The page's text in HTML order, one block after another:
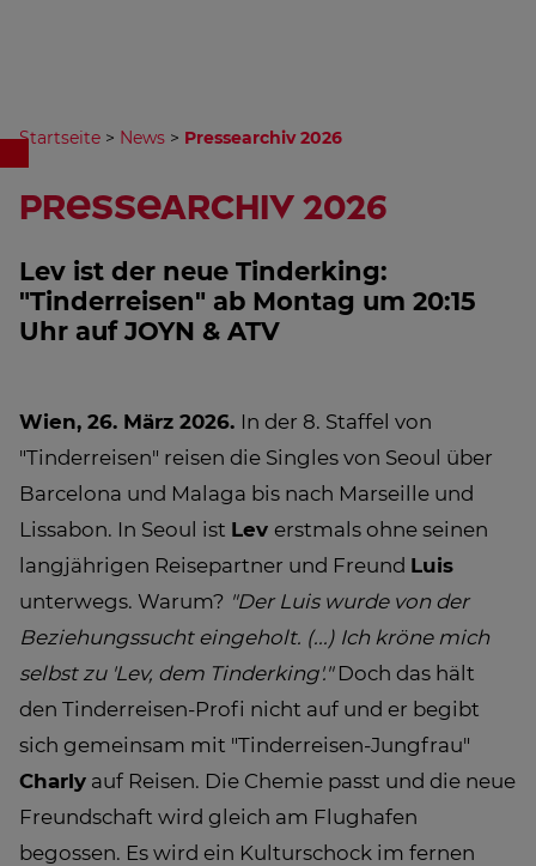
Startseite > News > Pressearchiv 2026
Pressearchiv 2026
Lev ist der neue Tinderking:
"Tinderreisen" ab Montag um 20:15
Uhr auf JOYN & ATV
Wien, 26. März 2026. In der 8. Staffel von
"Tinderreisen" reisen die Singles von Seoul über
Barcelona und Malaga bis nach Marseille und
Lissabon. In Seoul ist Lev erstmals ohne seinen
langjährigen Reisepartner und Freund Luis
unterwegs. Warum? "Der Luis wurde von der
Beziehungssucht eingeholt. (...) Ich kröne mich
selbst zu 'Lev, dem Tinderking'."Doch das hält
den Tinderreisen-Profi nicht auf und er begibt
sich gemeinsam mit "Tinderreisen-Jungfrau"
Charly auf Reisen. Die Chemie passt und die neue
Freundschaft wird gleich am Flughafen
begossen. Es wird ein Kulturschock im fernen